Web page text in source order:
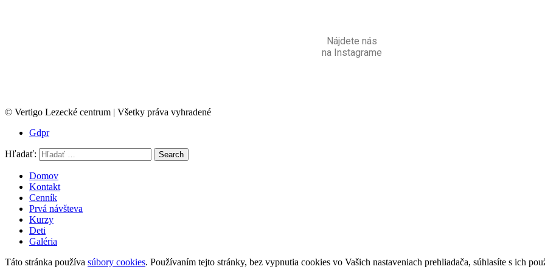
Nájdete nás
na Instagrame
© Vertigo Lezecké centrum | Všetky práva vyhradené
Gdpr
Hľadať: Search
Domov
Kontakt
Cenník
Prvá návšteva
Kurzy
Deti
Galéria
Táto stránka používa súbory cookies. Používaním tejto stránky, bez vypnutia cookies vo Vašich nastaveniach prehliadača, súhlasíte s ich